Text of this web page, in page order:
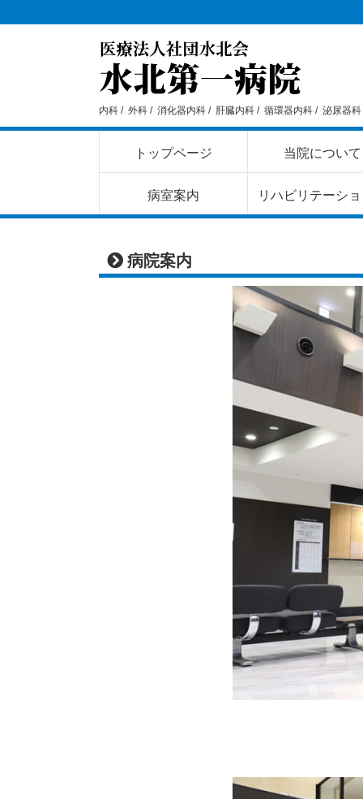
内科 / 外科 / 消化器内科 / 肝臓内科 / 循環器内科 / 泌尿器科
トップページ 当院について
病室案内 リハビリテーシ
病院案内